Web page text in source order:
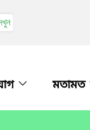
মতামত